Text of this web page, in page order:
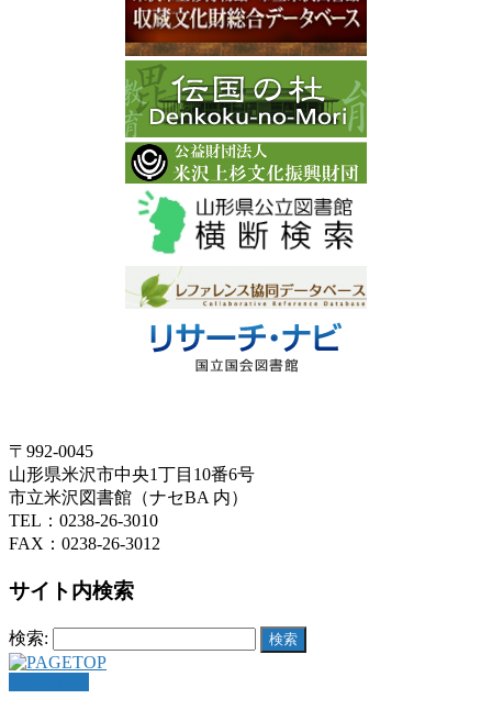
〒992-0045
山形県米沢市中央1丁目10番6号
市立米沢図書館（ナセBA 内）
TEL：0238-26-3010
FAX：0238-26-3012
サイト内検索
検索: